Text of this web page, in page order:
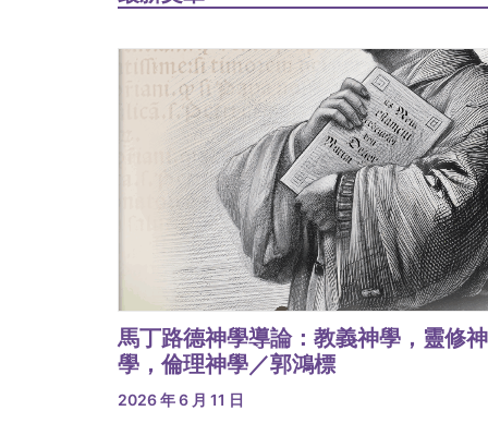
馬丁路德神學導論：教義神學，靈修神
學，倫理神學／郭鴻標
2026 年 6 月 11 日